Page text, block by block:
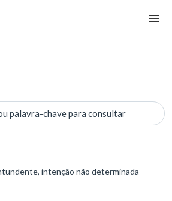
palavra-chave para consultar
intenção não determinada -